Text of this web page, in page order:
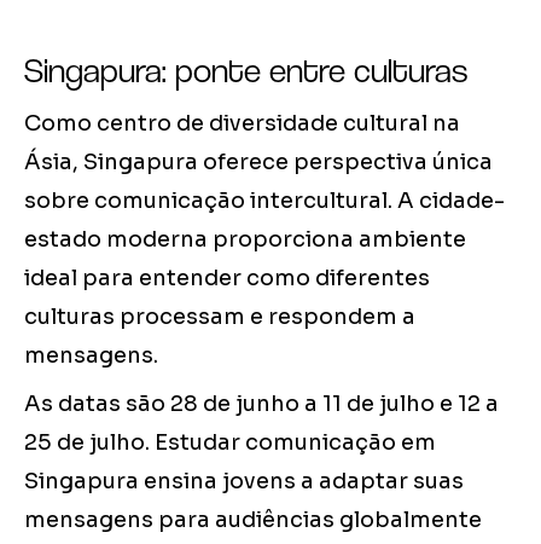
Singapura: ponte entre culturas
Como centro de diversidade cultural na
Ásia, Singapura oferece perspectiva única
sobre comunicação intercultural. A cidade-
estado moderna proporciona ambiente
ideal para entender como diferentes
culturas processam e respondem a
mensagens.
As datas são 28 de junho a 11 de julho e 12 a
25 de julho. Estudar comunicação em
Singapura ensina jovens a adaptar suas
mensagens para audiências globalmente